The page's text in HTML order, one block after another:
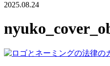
2025.08.24